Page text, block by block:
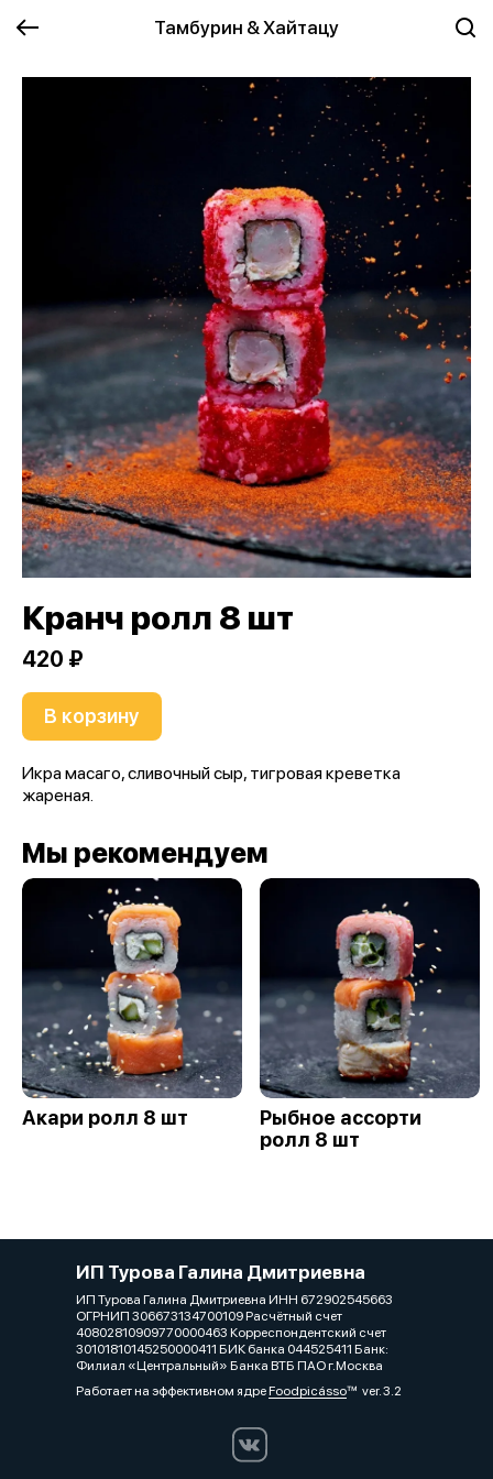
Тамбурин & Хайтацу
Кранч ролл 8 шт
420 ₽
В корзину
Икра масаго, сливочный сыр, тигровая креветка
жареная.
Мы рекомендуем
Акари ролл 8 шт
Рыбное ассорти
ролл 8 шт
ИП Турова Галина Дмитриевна
ИП Турова Галина Дмитриевна ИНН 672902545663
ОГРНИП 306673134700109 Расчётный счет
40802810909770000463 Корреспондентский счет
30101810145250000411 БИК банка 044525411 Банк:
Филиал «Центральный» Банка ВТБ ПАО г.Москва
Работает на эффективном ядреFoodpicássover. 3.2